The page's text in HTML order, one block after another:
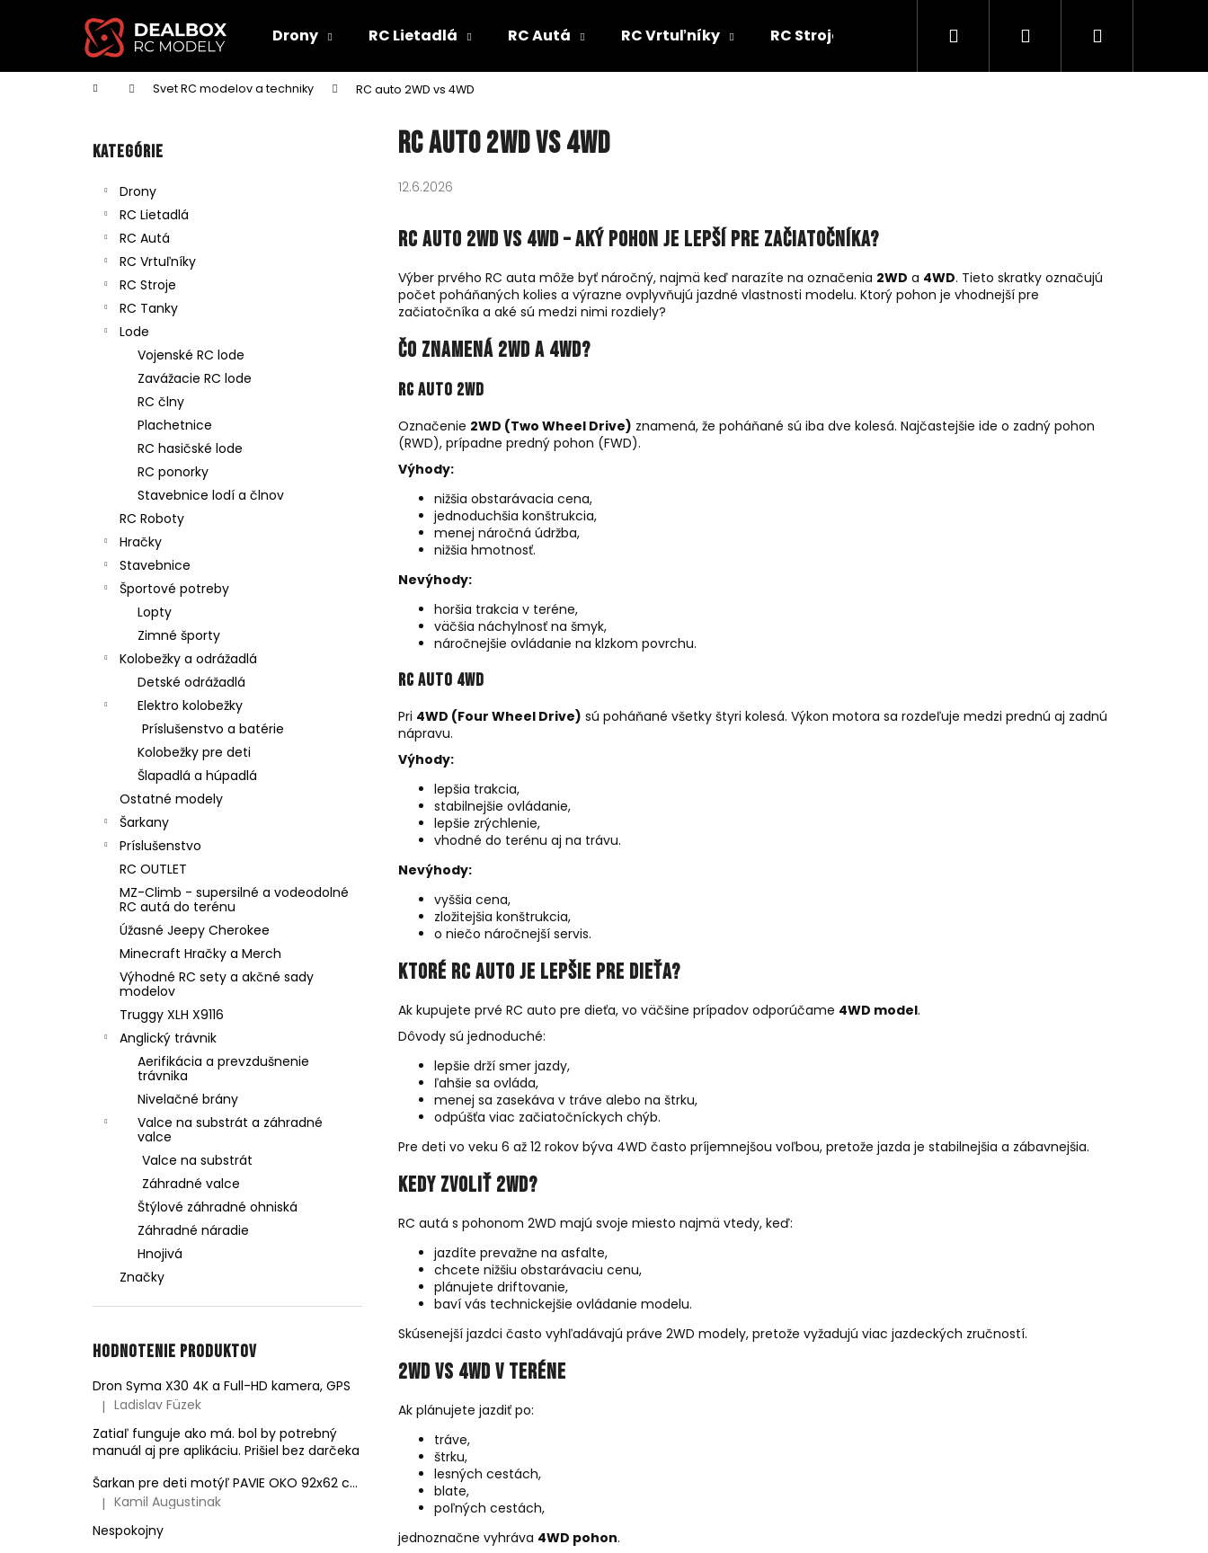
Drony RC Lietadlá RC Autá RC Vrtuľníky RC Stroje RC Tanky Lode RC Roboty
Hľadať PrihlásenieNákupný
Domov Svet RC modelov a techniky RC auto 2WD vs 4WD
Preskočiť
Kategórie
Drony
RC Lietadlá
RC Autá
RC Vrtuľníky
RC Stroje
RC Tanky
Lode
Vojenské RC lode
Zavážacie RC lode
RC člny
Plachetnice
RC hasičské lode
RC ponorky
Stavebnice lodí a člnov
RC Roboty
Hračky
Stavebnice
Športové potreby
Lopty
Zimné športy
Kolobežky a odrážadlá
Detské odrážadlá
Elektro kolobežky
Príslušenstvo a batérie
Kolobežky pre deti
Šlapadlá a húpadlá
Ostatné modely
Šarkany
Príslušenstvo
RC OUTLET
MZ-Climb - supersilné a vodeodolné
RC autá do terénu
Úžasné Jeepy Cherokee
Minecraft Hračky a Merch
Výhodné RC sety a akčné sady
modelov
Truggy XLH X9116
Anglický trávnik
Aerifikácia a prevzdušnenie
trávnika
Nivelačné brány
Valce na substrát a záhradné
valce
Valce na substrát
Záhradné valce
Štýlové záhradné ohniská
Záhradné náradie
Hnojivá
Značky
Hodnotenie produktov
Dron Syma X30 4K a Full-HD kamera, GPS
Hodnotenie produktu je 4 z 5 hviezdičiek.
| Ladislav Füzek
Zatiaľ funguje ako má. bol by potrebný
manuál aj pre aplikáciu. Prišiel bez darčeka
Šarkan pre deti motýľ PAVIE OKO 92x62 cm
Hodnotenie produktu je 5 z 5 hviezdičiek.
| Kamil Augustinak
Nespokojny
RC auto 2WD vs 4WD
12.6.2026
RC auto 2WD vs 4WD – Aký pohon je lepší pre začiatočníka?
Výber prvého RC auta môže byť náročný, najmä keď narazíte na označenia 2WD a 4WD. Tieto skratky označujú
počet poháňaných kolies a výrazne ovplyvňujú jazdné vlastnosti modelu. Ktorý pohon je vhodnejší pre
začiatočníka a aké sú medzi nimi rozdiely?
Čo znamená 2WD a 4WD?
RC auto 2WD
Označenie 2WD (Two Wheel Drive) znamená, že poháňané sú iba dve kolesá. Najčastejšie ide o zadný pohon
(RWD), prípadne predný pohon (FWD).
Výhody:
nižšia obstarávacia cena,
jednoduchšia konštrukcia,
menej náročná údržba,
nižšia hmotnosť.
Nevýhody:
horšia trakcia v teréne,
väčšia náchylnosť na šmyk,
náročnejšie ovládanie na klzkom povrchu.
RC auto 4WD
Pri 4WD (Four Wheel Drive) sú poháňané všetky štyri kolesá. Výkon motora sa rozdeľuje medzi prednú aj zadnú
nápravu.
Výhody:
lepšia trakcia,
stabilnejšie ovládanie,
lepšie zrýchlenie,
vhodné do terénu aj na trávu.
Nevýhody:
vyššia cena,
zložitejšia konštrukcia,
o niečo náročnejší servis.
Ktoré RC auto je lepšie pre dieťa?
Ak kupujete prvé RC auto pre dieťa, vo väčšine prípadov odporúčame 4WD model.
Dôvody sú jednoduché:
lepšie drží smer jazdy,
ľahšie sa ovláda,
menej sa zasekáva v tráve alebo na štrku,
odpúšťa viac začiatočníckych chýb.
Pre deti vo veku 6 až 12 rokov býva 4WD často príjemnejšou voľbou, pretože jazda je stabilnejšia a zábavnejšia.
Kedy zvoliť 2WD?
RC autá s pohonom 2WD majú svoje miesto najmä vtedy, keď:
jazdíte prevažne na asfalte,
chcete nižšiu obstarávaciu cenu,
plánujete driftovanie,
baví vás technickejšie ovládanie modelu.
Skúsenejší jazdci často vyhľadávajú práve 2WD modely, pretože vyžadujú viac jazdeckých zručností.
2WD vs 4WD v teréne
Ak plánujete jazdiť po:
tráve,
štrku,
lesných cestách,
blate,
poľných cestách,
jednoznačne vyhráva 4WD pohon.
í
Späť
do
Späť
do
Čo potrebujete nájsť?
Odporúčame
RC DRIFTOVACIE AUTO HB-DRIFT CAR
€30
A05
€26
Pôvodne:
BAGER 1:20 RTR 2,4GHZ